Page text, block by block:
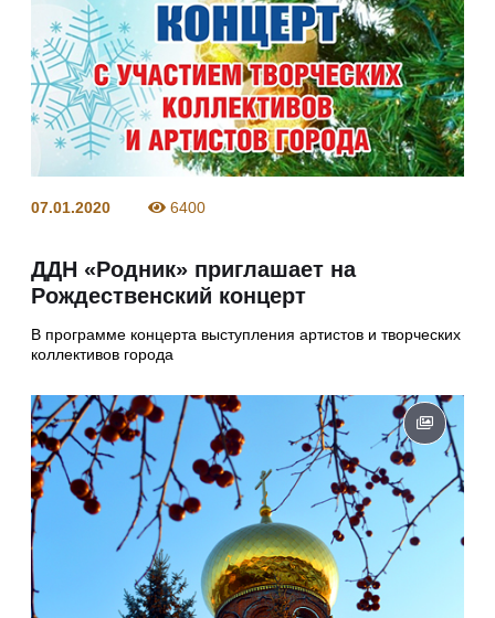
07.01.2020 6400
ДДН «Родник» приглашает на
Рождественский концерт
В программе концерта выступления артистов и творческих
коллективов города